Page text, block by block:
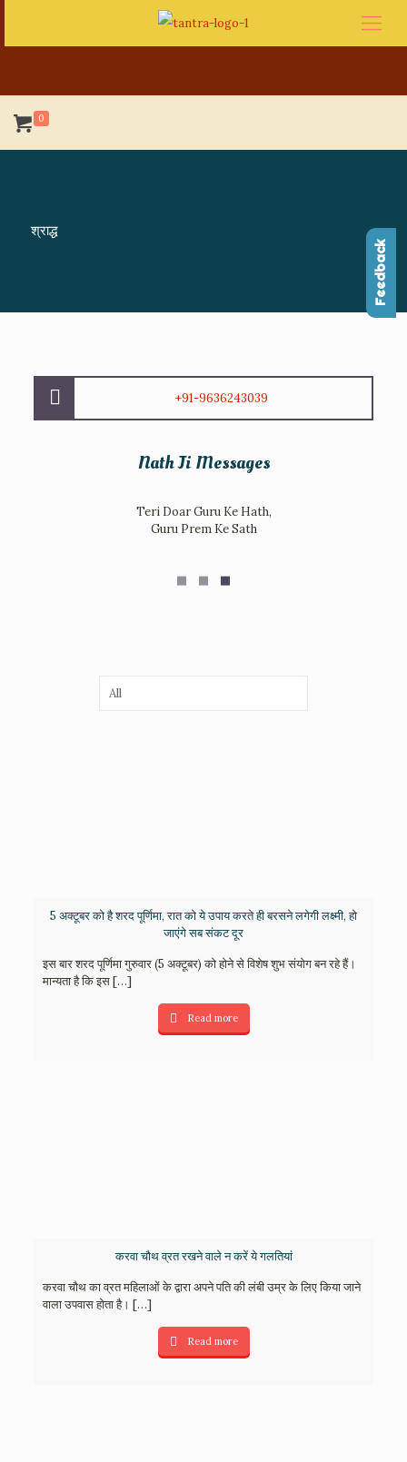
0
श्राद्ध
+91-9636243039
Nath Ji Messages
Teri Doar Guru Ke Hath,
Guru Prem Ke Sath
5 अक्टूबर को है शरद पूर्णिमा, रात को ये उपाय करते ही बरसने लगेगी लक्ष्मी, हो
जाएंगे सब संकट दूर
इस बार शरद पूर्णिमा गुरुवार (5 अक्टूबर) को होने से विशेष शुभ संयोग बन रहे हैं।
मान्यता है कि इस[…]
Read more
करवा चौथ व्रत रखने वाले न करें ये गलतियां
करवा चौथ का व्रत महिलाओं के द्वारा अपने पति की लंबी उम्र के लिए किया जाने
वाला उपवास होता है। […]
Read more
Feedback